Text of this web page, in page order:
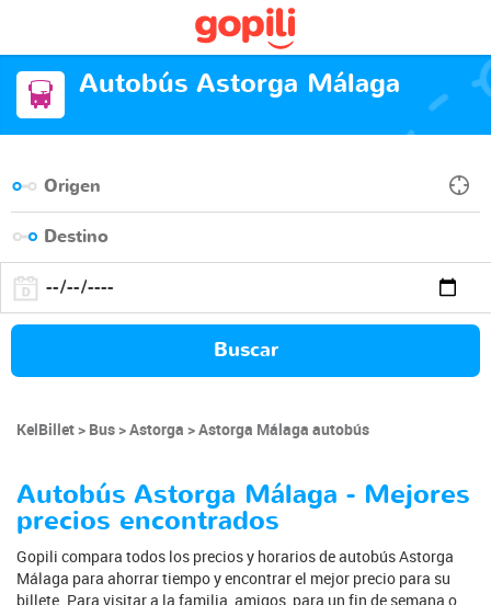
Autobús Astorga Málaga
Buscar
KelBillet Bus Astorga Astorga Málaga autobús
Autobús Astorga Málaga - Mejores
precios encontrados
Gopili compara todos los precios y horarios de autobús Astorga
Málaga para ahorrar tiempo y encontrar el mejor precio para su
billete. Para visitar a la familia, amigos, para un fin de semana o